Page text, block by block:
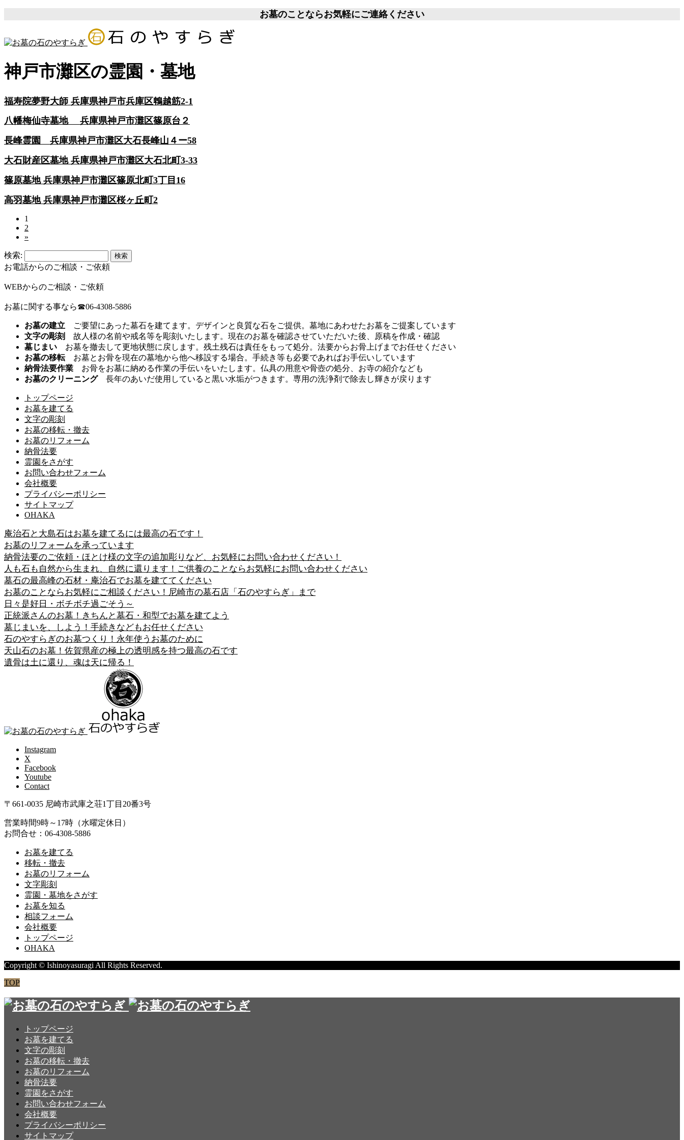
お墓のことならお気軽にご連絡ください
神戸市灘区の霊園・墓地
福寿院夢野大師 兵庫県神戸市兵庫区鵯越筋2-1
八幡梅仙寺墓地 兵庫県神戸市灘区篠原台２
長峰霊園 兵庫県神戸市灘区大石長峰山４ー58
大石財産区墓地 兵庫県神戸市灘区大石北町3-33
篠原墓地 兵庫県神戸市灘区篠原北町3丁目16
高羽墓地 兵庫県神戸市灘区桜ヶ丘町2
1
2
»
検索:
お電話からのご相談・ご依頼
WEBからのご相談・ご依頼
お墓に関する事なら☎06-4308-5886
お墓の建立 ご要望にあった墓石を建てます。デザインと良質な石をご提供。墓地にあわせたお墓をご提案しています
文字の彫刻
故人様の名前や戒名等を彫刻いたします。現在のお墓を確認させていただいた後、原稿を作成・確認
墓じまい お墓を撤去して更地状態に戻します。残土残石は責任をもって処分。法要からお骨上げまでお任せください
お墓の移転お墓とお骨を現在の墓地から他へ移設する場合。手続き等も必要であればお手伝いしています
納骨法要作業 お骨をお墓に納める作業の手伝いをいたします。仏具の用意や骨壺の処分、お寺の紹介なども
お墓のクリーニング長年のあいだ使用していると黒い水垢がつきます。専用の洗浄剤で除去し輝きが戻ります
トップページ
お墓を建てる
文字の彫刻
お墓の移転・撤去
お墓のリフォーム
納骨法要
霊園をさがす
お問い合わせフォーム
会社概要
プライバシーポリシー
サイトマップ
OHAKA
庵治石と大島石はお墓を建てるには最高の石です！
お墓のリフォームを承っています
納骨法要のご依頼・ほとけ様の文字の追加彫りなど、お気軽にお問い合わせください！
人も石も自然から生まれ、自然に還ります！ご供養のことならお気軽にお問い合わせください
墓石の最高峰の石材・庵治石でお墓を建ててください
お墓のことならお気軽にご相談ください！尼崎市の墓石店「石のやすらぎ」まで
日々是好日・ボチボチ過ごそう～
正統派さんのお墓！きちんと墓石・和型でお墓を建てよう
墓じまいを、しよう！手続きなどもお任せください
石のやすらぎのお墓つくり！永年使うお墓のために
天山石のお墓！佐賀県産の極上の透明感を持つ最高の石です
遺骨は土に還り、魂は天に帰る！
Instagram
X
Facebook
Youtube
Contact
〒661-0035 尼崎市武庫之荘1丁目20番3号
営業時間9時～17時（水曜定休日）
お問合せ：06-4308-5886
お墓を建てる
移転・撤去
お墓のリフォーム
文字彫刻
霊園・墓地をさがす
お墓を知る
相談フォーム
会社概要
トップページ
OHAKA
Copyright © Ishinoyasuragi All Rights Reserved.
TOP
トップページ
お墓を建てる
文字の彫刻
お墓の移転・撤去
お墓のリフォーム
納骨法要
霊園をさがす
お問い合わせフォーム
会社概要
プライバシーポリシー
サイトマップ